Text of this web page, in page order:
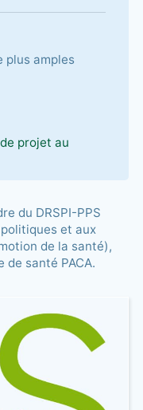
plus amples
projet au
du DRSPI-PPS
et aux
de la santé),
de santé PACA.